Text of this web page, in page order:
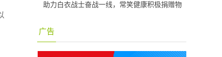
助力白衣战士奋战一线，常笑健康积极捐赠物
广告